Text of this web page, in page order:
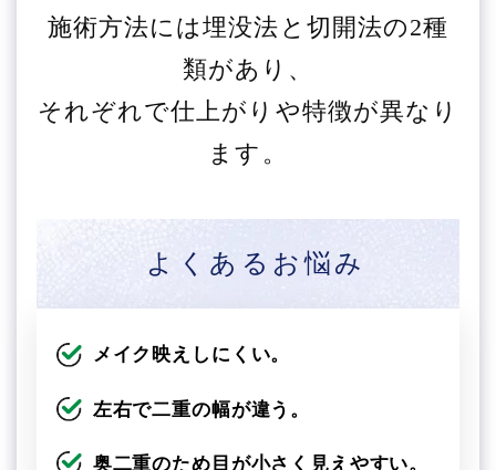
施術方法には埋没法と切開法の2種
類があり、
それぞれで仕上がりや特徴が異なり
ます。
よくあるお悩み
メイク映えしにくい。
左右で二重の幅が違う。
奥二重のため目が小さく見えやすい。